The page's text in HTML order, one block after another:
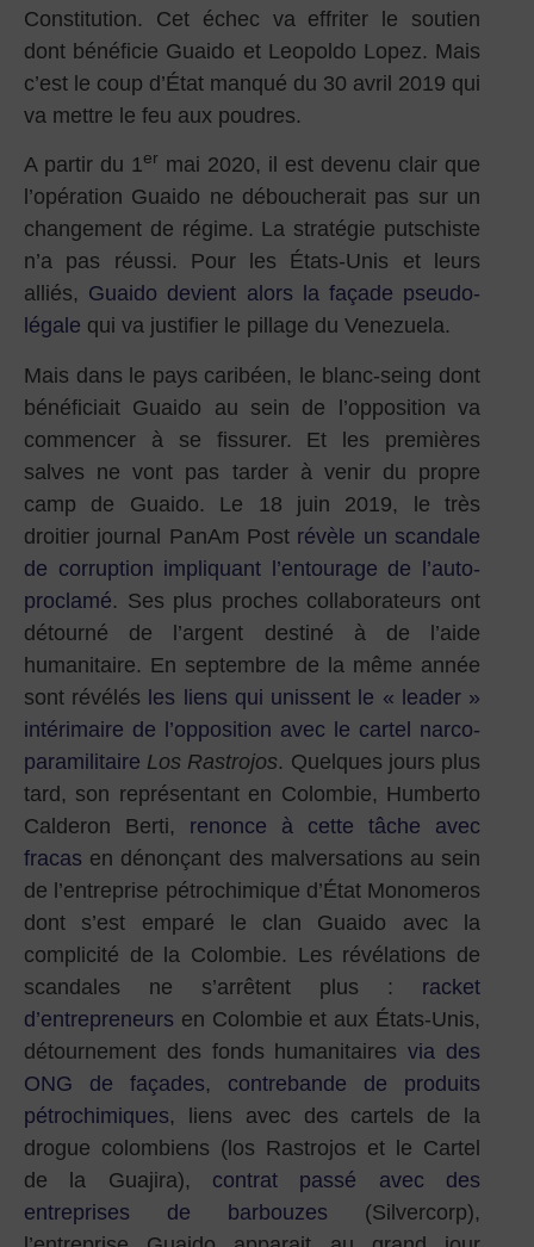
Constitution. Cet échec va effriter le soutien
dont bénéficie Guaido et Leopoldo Lopez. Mais
c’est le coup d’État manqué du 30 avril 2019 qui
va mettre le feu aux poudres.
A partir du 1er mai 2020, il est devenu clair que
l’opération Guaido ne déboucherait pas sur un
changement de régime. La stratégie putschiste
n’a pas réussi. Pour les États-Unis et leurs
alliés, Guaido devient alors la façade pseudo-
légale qui va justifier le pillage du Venezuela.
Mais dans le pays caribéen, le blanc-seing dont
bénéficiait Guaido au sein de l’opposition va
commencer à se fissurer. Et les premières
salves ne vont pas tarder à venir du propre
camp de Guaido. Le 18 juin 2019, le très
droitier journal PanAm Post révèle un scandale
de corruption impliquant l’entourage de l’auto-
proclamé. Ses plus proches collaborateurs ont
détourné de l’argent destiné à de l’aide
humanitaire. En septembre de la même année
sont révélés les liens qui unissent le « leader »
intérimaire de l’opposition avec le cartel narco-
paramilitaire Los Rastrojos. Quelques jours plus
tard, son représentant en Colombie, Humberto
Calderon Berti, renonce à cette tâche avec
fracas en dénonçant des malversations au sein
de l’entreprise pétrochimique d’État Monomeros
dont s’est emparé le clan Guaido avec la
complicité de la Colombie. Les révélations de
scandales ne s’arrêtent plus : racket
d’entrepreneurs en Colombie et aux États-Unis,
détournement des fonds humanitairesvia des
ONG de façades, contrebande de produits
pétrochimiques, liens avec des cartels de la
drogue colombiens (los Rastrojos et le Cartel
de la Guajira), contrat passé avec des
entreprises de barbouzes (Silvercorp),